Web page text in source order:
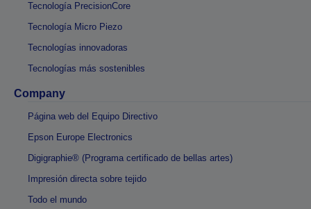
Tecnología PrecisionCore
Tecnología Micro Piezo
Tecnologías innovadoras
Tecnologías más sostenibles
Company
Página web del Equipo Directivo
Epson Europe Electronics
Digigraphie® (Programa certificado de bellas artes)
Impresión directa sobre tejido
Todo el mundo